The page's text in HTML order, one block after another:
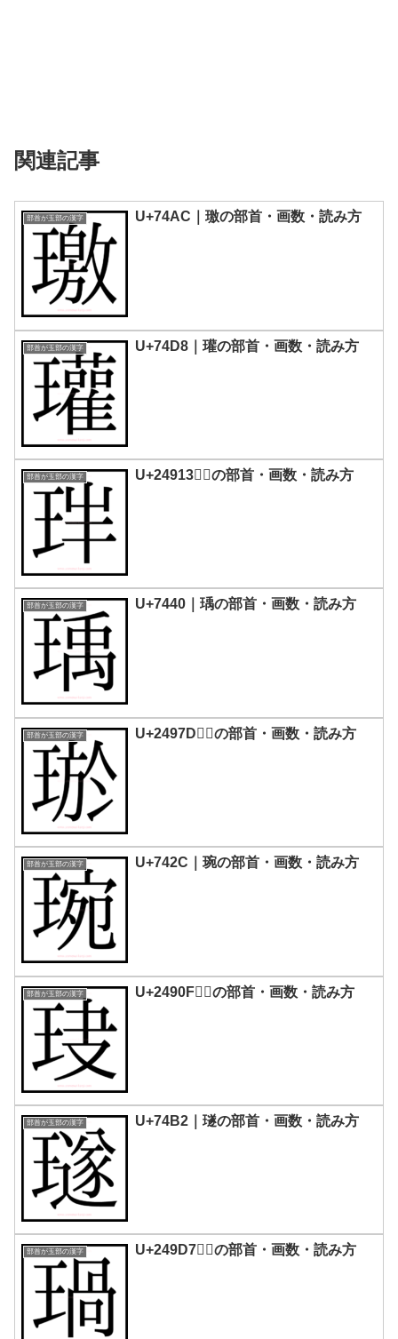
関連記事
部首が玉部の漢字 U+74AC｜璬の部首・画数・読み方
部首が玉部の漢字 U+74D8｜瓘の部首・画数・読み方
部首が玉部の漢字 U+24913｜𤤓の部首・画数・読み方
部首が玉部の漢字 U+7440｜瑀の部首・画数・読み方
部首が玉部の漢字 U+2497D｜𤥽の部首・画数・読み方
部首が玉部の漢字 U+742C｜琬の部首・画数・読み方
部首が玉部の漢字 U+2490F｜𤤏の部首・画数・読み方
部首が玉部の漢字 U+74B2｜璲󠄂の部首・画数・読み方
部首が玉部の漢字 U+249D7｜𤧗の部首・画数・読み方